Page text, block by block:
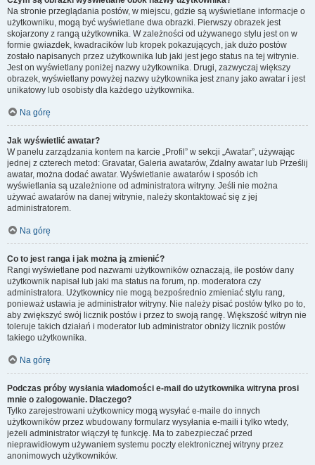
Na stronie przeglądania postów, w miejscu, gdzie są wyświetlane informacje o
użytkowniku, mogą być wyświetlane dwa obrazki. Pierwszy obrazek jest
skojarzony z rangą użytkownika. W zależności od używanego stylu jest on w
formie gwiazdek, kwadracików lub kropek pokazujących, jak dużo postów
zostało napisanych przez użytkownika lub jaki jest jego status na tej witrynie.
Jest on wyświetlany poniżej nazwy użytkownika. Drugi, zazwyczaj większy
obrazek, wyświetlany powyżej nazwy użytkownika jest znany jako awatar i jest
unikatowy lub osobisty dla każdego użytkownika.
Na górę
Jak wyświetlić awatar?
W panelu zarządzania kontem na karcie „Profil” w sekcji „Awatar”, używając
jednej z czterech metod: Gravatar, Galeria awatarów, Zdalny awatar lub Prześlij
awatar, można dodać awatar. Wyświetlanie awatarów i sposób ich
wyświetlania są uzależnione od administratora witryny. Jeśli nie można
używać awatarów na danej witrynie, należy skontaktować się z jej
administratorem.
Na górę
Co to jest ranga i jak można ją zmienić?
Rangi wyświetlane pod nazwami użytkowników oznaczają, ile postów dany
użytkownik napisał lub jaki ma status na forum, np. moderatora czy
administratora. Użytkownicy nie mogą bezpośrednio zmieniać stylu rang,
ponieważ ustawia je administrator witryny. Nie należy pisać postów tylko po to,
aby zwiększyć swój licznik postów i przez to swoją rangę. Większość witryn nie
toleruje takich działań i moderator lub administrator obniży licznik postów
takiego użytkownika.
Na górę
Podczas próby wysłania wiadomości e-mail do użytkownika witryna prosi
mnie o zalogowanie. Dlaczego?
Tylko zarejestrowani użytkownicy mogą wysyłać e-maile do innych
użytkowników przez wbudowany formularz wysyłania e-maili i tylko wtedy,
jeżeli administrator włączył tę funkcję. Ma to zabezpieczać przed
nieprawidłowym używaniem systemu poczty elektronicznej witryny przez
anonimowych użytkowników.